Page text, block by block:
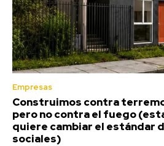
Empresas
Construimos contra
pero no contra el fuego
quiere cambiar el estándar
sociales)